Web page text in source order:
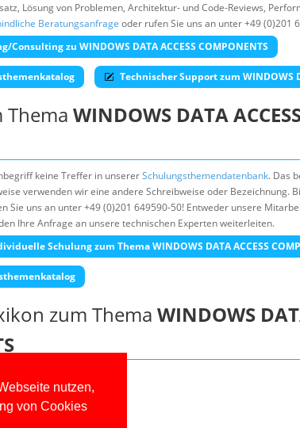
nutzen,
von Cookies
Lösung von Problemen, Architektur- und Code-Reviews,
Beratungsanfrage oder rufen Sie uns an unter +49 (0)201
zu WINDOWS DATA ACCESS COMPONENTS
Technischer Support zum WINDOWS
Thema WINDOWS DATA
keine Treffer in unsererSchulungsthemendatenbank. Das
verwenden wir eine andere Schreibweise oder Bezeichnung.
Sie uns an unter +49 (0)201 649590-50! Entweder unsere
Ihre Anfrage an unsere technischen Experten weiterleiten.
Schulung zum Thema WINDOWS DATA ACCESS
zum Thema WINDOWS
for SQL Server